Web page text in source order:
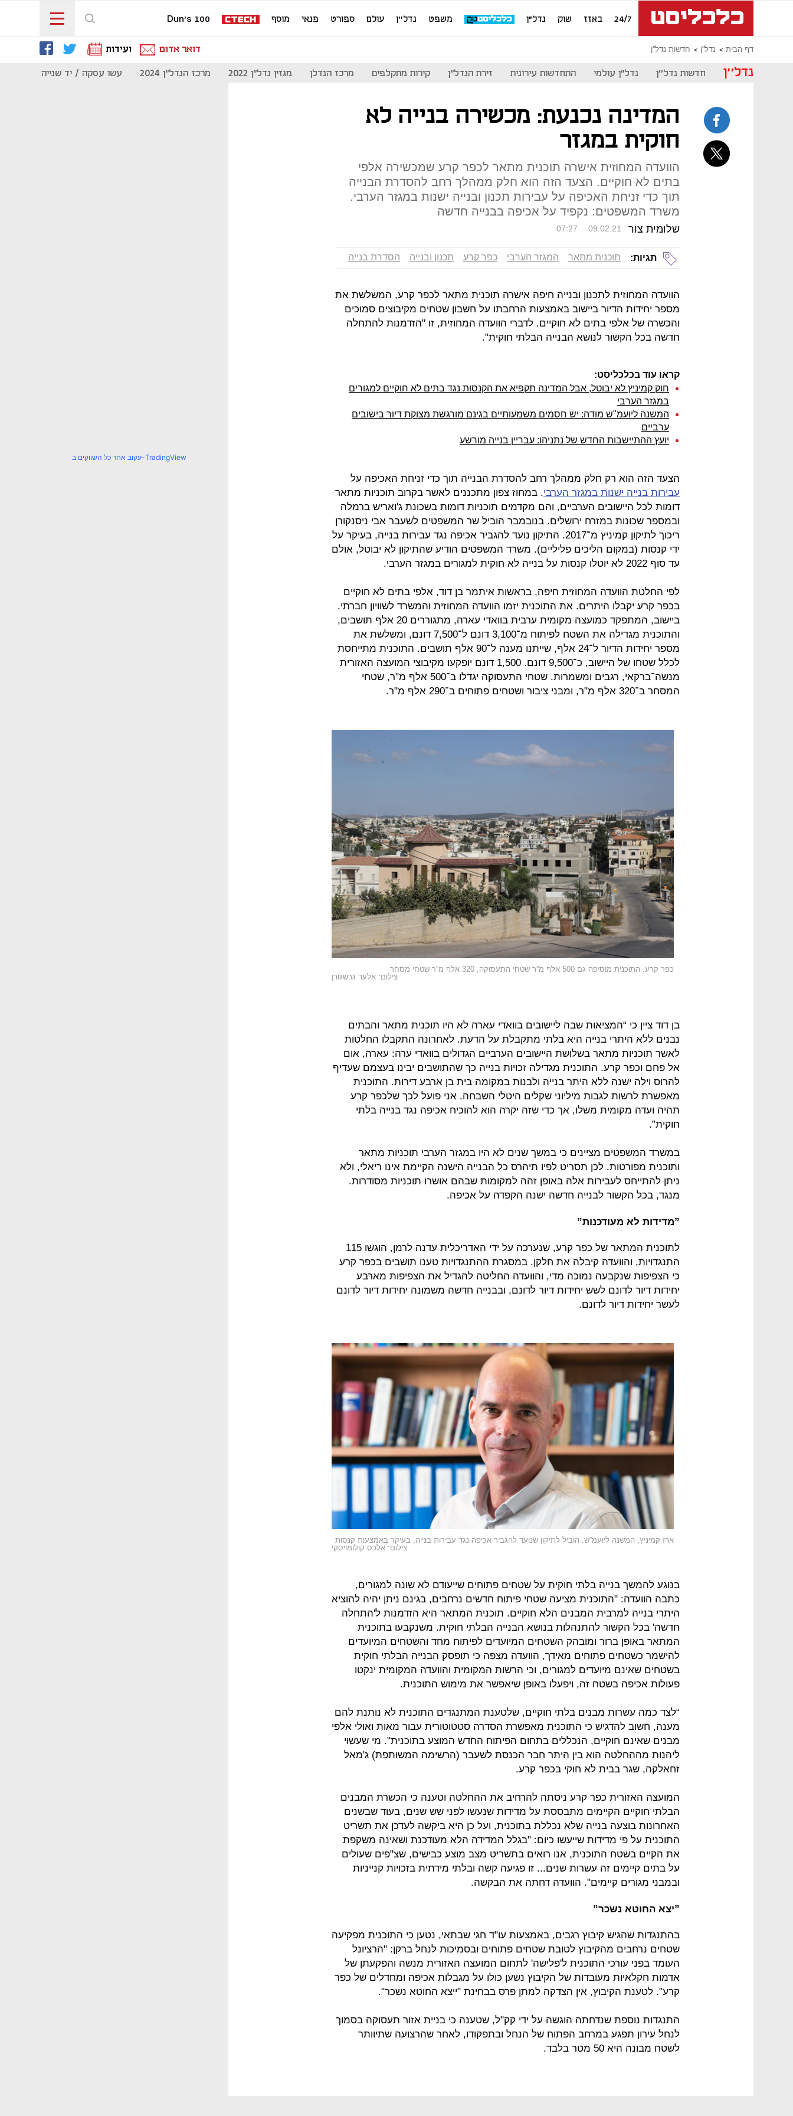
24/7 באזז שוק נדל"ן משפט נדל''ן עולם ספורט פנאי מוסף Dun's 100
דף הבית נדל''ן חדשות נדל''ן דואר אדום ועידות
נדל''ן חדשות נדל''ן נדל"ן עולמי התחדשות עירונית זירת הנדל"ן קירות מתקלפים מרכז הנדלן מגזין נדל"ן 2022 מרכז הנדל"ן 2024 עשו עסקה / יד שנייה
המדינה נכנעת: מכשירה בנייה לא
חוקית במגזר
הוועדה המחוזית אישרה תוכנית מתאר לכפר קרע שמכשירה אלפי
בתים לא חוקיים. הצעד הזה הוא חלק ממהלך רחב להסדרת הבנייה
תוך כדי זניחת האכיפה על עבירות תכנון ובנייה ישנות במגזר הערבי.
משרד המשפטים: נקפיד על אכיפה בבנייה חדשה
שלומית צור 07:27 09.02.21
תגיות: תוכנית מתאר המגזר הערבי כפר קרע תכנון ובנייה הסדרת בנייה
הוועדה המחוזית לתכנון ובנייה חיפה אישרה תוכנית מתאר לכפר קרע, המשלשת את
מספר יחידות הדיור ביישוב באמצעות הרחבתו על חשבון שטחים מקיבוצים סמוכים
והכשרה של אלפי בתים לא חוקיים. לדברי הוועדה המחוזית, זו "הזדמנות להתחלה
חדשה בכל הקשור לנושא הבנייה הבלתי חוקית".
קראו עוד בכלכליסט:
חוק קמיניץ לא יבוטל, אבל המדינה תקפיא את הקנסות נגד בתים לא חוקיים למגורים
במגזר הערבי
המשנה ליועמ"ש מודה: יש חסמים משמעותיים בגינם מורגשת מצוקת דיור בישובים
ערביים
יועץ ההתיישבות החדש של נתניהו: עבריין בנייה מורשע
הצעד הזה הוא רק חלק ממהלך רחב להסדרת הבנייה תוך כדי זניחת האכיפה על
עבירות בנייה ישנות במגזר הערבי. במחוז צפון מתכננים לאשר בקרוב תוכניות מתאר
דומות לכל היישובים הערביים, והם מקדמים תוכניות דומות בשכונת ג'ואריש ברמלה
ובמספר שכונות במזרח ירושלים. בנובמבר הוביל שר המשפטים לשעבר אבי ניסנקורן
ריכוך לתיקון קמיניץ מ־2017. התיקון נועד להגביר אכיפה נגד עבירות בנייה, בעיקר על
ידי קנסות (במקום הליכים פליליים). משרד המשפטים הודיע שהתיקון לא יבוטל, אולם
עד סוף 2022 לא יוטלו קנסות על בנייה לא חוקית למגורים במגזר הערבי.
לפי החלטת הוועדה המחוזית חיפה, בראשות איתמר בן דוד, אלפי בתים לא חוקיים
בכפר קרע יקבלו היתרים. את התוכנית יזמו הוועדה המחוזית והמשרד לשוויון חברתי.
ביישוב, המתפקד כמועצה מקומית ערבית בוואדי עארה, מתגוררים 20 אלף תושבים,
והתוכנית מגדילה את השטח לפיתוח מ־3,100 דונם ל־7,500 דונם, ומשלשת את
מספר יחידות הדיור ל־24 אלף, שייתנו מענה ל־90 אלף תושבים. התוכנית מתייחסת
לכלל שטחו של היישוב, כ־9,500 דונם. 1,500 דונם יופקעו מקיבוצי המועצה האזורית
מנשה־ברקאי, רגבים ומשמרות. שטחי התעסוקה יגדלו ב־500 אלף מ"ר, שטחי
המסחר ב־320 אלף מ"ר, ומבני ציבור ושטחים פתוחים ב־290 אלף מ"ר.
כפר קרע. התוכנית מוסיפה גם 500 אלף מ”ר שטחי התעסוקה, 320 אלף מ”ר שטחי מסחר
צילום: אלעד גרשגורן
בן דוד ציין כי “המציאות שבה ליישובים בוואדי עארה לא היו תוכנית מתאר והבתים
נבנים ללא היתרי בנייה היא בלתי מתקבלת על הדעת. לאחרונה התקבלו החלטות
לאשר תוכניות מתאר בשלושת היישובים הערביים הגדולים בוואדי ערה: עארה, אום
אל פחם וכפר קרע. התוכנית מגדילה זכויות בנייה כך שהתושבים יבינו בעצמם שעדיף
להרוס וילה ישנה ללא היתר בנייה ולבנות במקומה בית בן ארבע דירות. התוכנית
מאפשרת לרשות לגבות מיליוני שקלים היטלי השבחה. אני פועל לכך שלכפר קרע
תהיה ועדה מקומית משלו, אך כדי שזה יקרה הוא להוכיח אכיפה נגד בנייה בלתי
חוקית”.
במשרד המשפטים מציינים כי במשך שנים לא היו במגזר הערבי תוכניות מתאר
ותוכנית מפורטות. לכן תסריט לפיו תיהרס כל הבנייה הישנה הקיימת אינו ריאלי, ולא
ניתן להתייחס לעבירות אלה באופן זהה למקומות שבהם אושרו תוכניות מסודרות.
מנגד, בכל הקשור לבנייה חדשה ישנה הקפדה על אכיפה.
”מדידות לא מעודכנות”
לתוכנית המתאר של כפר קרע, שנערכה על ידי האדריכלית עדנה לרמן, הוגשו 115
התנגדויות, והוועדה קיבלה את חלקן. במסגרת ההתנגדויות טענו תושבים בכפר קרע
כי הצפיפות שנקבעה נמוכה מדי, והוועדה החליטה להגדיל את הצפיפות מארבע
יחידות דיור לדונם לשש יחידות דיור לדונם, ובבנייה חדשה משמונה יחידות דיור לדונם
לעשר יחידות דיור לדונם.
ארז קמיניץ, המשנה ליועמ”ש. הוביל לתיקון שנועד להגביר אכיפה נגד עבירות בנייה, בעיקר באמצעות קנסות
צילום: אלכס קולומויסקי
בנוגע להמשך בנייה בלתי חוקית על שטחים פתוחים שייעודם לא שונה למגורים,
כתבה הוועדה: "התוכנית מציעה שטחי פיתוח חדשים נרחבים, בגינם ניתן יהיה להוציא
היתרי בנייה למרבית המבנים הלא חוקיים. תוכנית המתאר היא הזדמנות ל'התחלה
חדשה' בכל הקשור להתנהלות בנושא הבנייה הבלתי חוקית. משנקבעו בתוכנית
המתאר באופן ברור ומובהק השטחים המיועדים לפיתוח מחד והשטחים המיועדים
להישמר כשטחים פתוחים מאידך, הוועדה מצפה כי תופסק הבנייה הבלתי חוקית
בשטחים שאינם מיועדים למגורים, וכי הרשות המקומית והוועדה המקומית ינקטו
פעולות אכיפה בשטח זה, ויפעלו באופן שיאפשר את מימוש התוכנית.
“לצד כמה עשרות מבנים בלתי חוקיים, שלטענת המתנגדים התוכנית לא נותנת להם
מענה, חשוב להדגיש כי התוכנית מאפשרת הסדרה סטטוטורית עבור מאות ואולי אלפי
מבנים שאינם חוקיים, הנכללים בתחום הפיתוח החדש המוצע בתוכנית". מי שעשוי
ליהנות מההחלטה הוא בין היתר חבר הכנסת לשעבר (הרשימה המשותפת) ג'מאל
זחאלקה, שגר בבית לא חוקי בכפר קרע.
המועצה האזורית כפר קרע ניסתה להרחיב את ההחלטה וטענה כי הכשרת המבנים
הבלתי חוקיים הקיימים מתבססת על מדידות שנעשו לפני שש שנים, בעוד שבשנים
האחרונות בוצעה בנייה שלא נכללת בתוכנית, ועל כן היא ביקשה לעדכן את תשריט
התוכנית על פי מדידות שייעשו כיום: "בגלל המדידה הלא מעודכנת ושאינה משקפת
את הקיים בשטח התוכנית, אנו רואים בתשריט מצב מוצע כבישים, שצ"פים שעולים
על בתים קיימים זה עשרות שנים... זו פגיעה קשה ובלתי מידתית בזכויות קנייניות
ובמבני מגורים קיימים". הוועדה דחתה את הבקשה.
”יצא החוטא נשכר”
בהתנגדות שהגיש קיבוץ רגבים, באמצעות עו"ד חגי שבתאי, נטען כי התוכנית מפקיעה
שטחים נרחבים מהקיבוץ לטובת שטחים פתוחים ובסמיכות לנחל ברקן: "הרציונל
העומד בפני עורכי התוכנית ל'פלישה' לתחום המועצה האזורית מנשה והפקעתן של
אדמות חקלאיות מעובדות של הקיבוץ נשען כולו על מגבלות אכיפה ומחדלים של כפר
קרע". לטענת הקיבוץ, אין הצדקה למתן פרס בבחינת "ייצא החוטא נשכר".
התנגדות נוספת שנדחתה הוגשה על ידי קק"ל, שטענה כי בניית אזור תעסוקה בסמוך
לנחל עירון תפגע במרחב הפתוח של הנחל ובתפקודו, לאחר שהרצועה שתיוותר
לשטח מבונה היא 50 מטר בלבד.
עקוב אחר כל השווקים ב-TradingView